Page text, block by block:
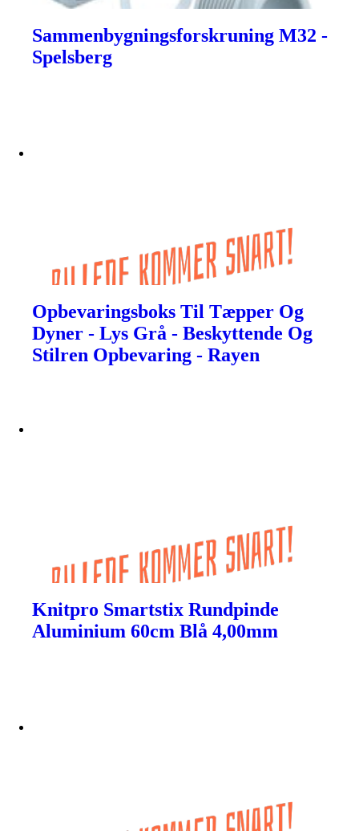
Sammenbygningsforskruning M32 -
Spelsberg
Opbevaringsboks Til Tæpper Og
Dyner - Lys Grå - Beskyttende Og
Stilren Opbevaring - Rayen
Knitpro Smartstix Rundpinde
Aluminium 60cm Blå 4,00mm